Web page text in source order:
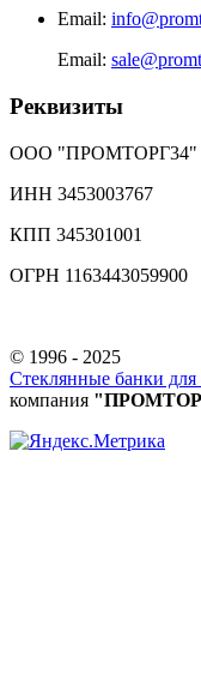
Email:
Email:
Реквизиты
ООО "ПРОМТОРГ34"
ИНН 3453003767
КПП 345301001
ОГРН 1163443059900
© 1996 - 2025
Стеклянные банки
компания